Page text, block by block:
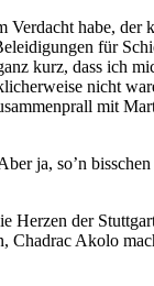
habe,
für
kurz, dass ich
nicht
mit
ja, so’n
der
Akolo